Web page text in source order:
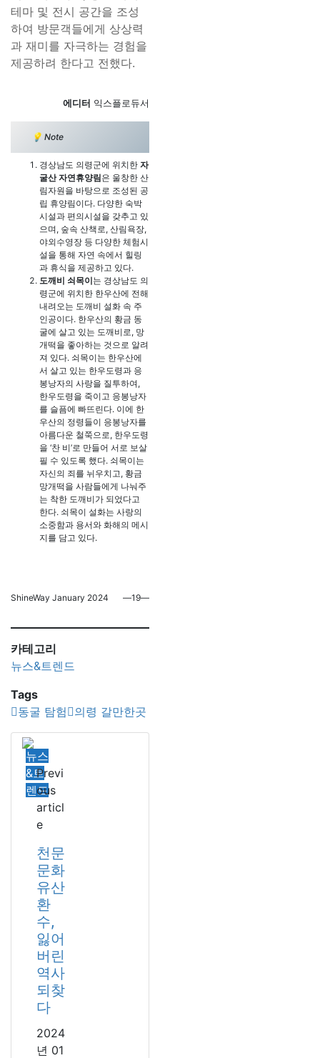
테마 및 전시 공간을 조성
하여 방문객들에게 상상력
과 재미를 자극하는 경험을
제공하려 한다고 전했다.
에디터 익스플로듀서
💡 Note
경상남도 의령군에 위치한 자
굴산 자연휴양림은 울창한 산
림자원을 바탕으로 조성된 공
립 휴양림이다. 다양한 숙박
시설과 편의시설을 갖추고 있
으며, 숲속 산책로, 산림욕장,
야외수영장 등 다양한 체험시
설을 통해 자연 속에서 힐링
과 휴식을 제공하고 있다.
도깨비 쇠목이는 경상남도 의
령군에 위치한 한우산에 전해
내려오는 도깨비 설화 속 주
인공이다. 한우산의 황금 동
굴에 살고 있는 도깨비로, 망
개떡을 좋아하는 것으로 알려
져 있다. 쇠목이는 한우산에
서 살고 있는 한우도령과 응
봉낭자의 사랑을 질투하여,
한우도령을 죽이고 응봉낭자
를 슬픔에 빠뜨린다. 이에 한
우산의 정령들이 응봉낭자를
아름다운 철쭉으로, 한우도령
을 ‘찬 비’로 만들어 서로 보살
필 수 있도록 했다. 쇠목이는
자신의 죄를 뉘우치고, 황금
망개떡을 사람들에게 나눠주
는 착한 도깨비가 되었다고
한다. 쇠목이 설화는 사랑의
소중함과 용서와 화해의 메시
지를 담고 있다.
ShineWay January 2024 ―19―
카테고리
뉴스&트렌드
Tags
동굴 탐험
의령 갈만한곳
뉴스
&트
렌드
Previ
ous
articl
e
천문
문화
유산
환
수,
잃어
버린
역사
되찾
다
2024
년 01